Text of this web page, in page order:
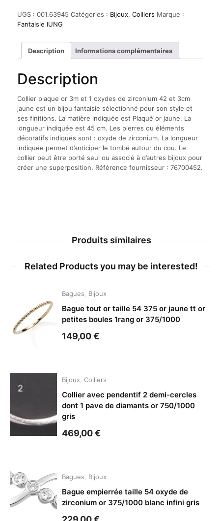
or
3m
oxydes
zirconium
et
3cm
jaune
UGS : 001.63945 Catégories : Bijoux, Colliers Marque :
Fantaisie IUNG
Description Informations complémentaires
Description
Collier plaque or 3m et 1 oxydes de zirconium 42 et 3cm
jaune est un bijou fantaisie sélectionné pour son style et
ses finitions. La matière indiquée est Plaqué or jaune. La
longueur indiquée est 45 cm. Les pierres ou éléments
décoratifs indiqués sont : oxyde de zirconium. La longueur
indiquée permet d’anticiper le tombé autour du cou. Le
collier peut être porté seul ou associé à d’autres bijoux pour
créer une superposition. Référence fournisseur : 76700452.
Produits similaires
Related Products you may be interested!
Bagues Bijoux
Bague tout or taille 54 375 or jaune tt or
petites boules 1rang or 375/1000
149,00€
Bijoux Colliers
Collier avec pendentif 2 demi-cercles
dont 1 pave de diamants or 750/1000
gris
469,00€
Bagues Bijoux
Bague empierrée taille 54 oxyde de
zirconium or 375/1000 blanc infini gris